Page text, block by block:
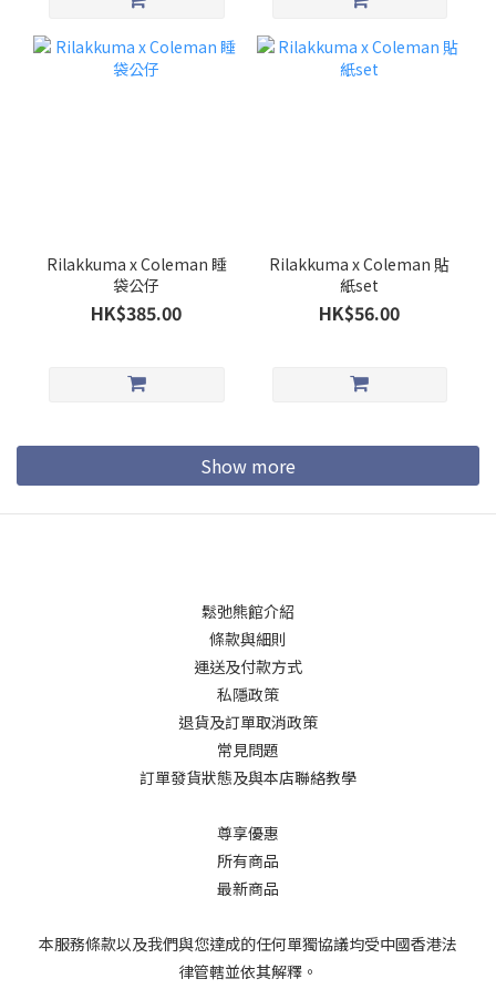
Rilakkuma x Coleman 睡
袋公仔
HK$385.00
Rilakkuma x Coleman 貼
紙set
HK$56.00
Show more
鬆弛熊館介紹
條款與細則
運送及付款方式
私隱政策
退貨及訂單取消政策
常見問題
訂單發貨狀態及與本店聯絡教學
尊享優惠
所有商品
最新商品
本服務條款以及我們與您達成的任何單獨協議均受中國香港法
律管轄並依其解釋。